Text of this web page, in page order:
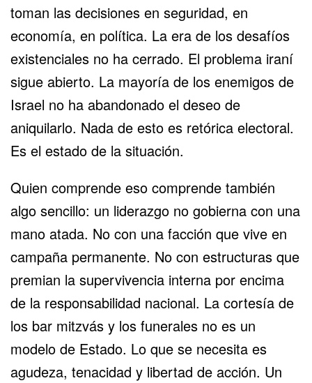
toman las decisiones en seguridad, en
economía, en política. La era de los desafíos
existenciales no ha cerrado. El problema iraní
sigue abierto. La mayoría de los enemigos de
Israel no ha abandonado el deseo de
aniquilarlo. Nada de esto es retórica electoral.
Es el estado de la situación.
Quien comprende eso comprende también
algo sencillo: un liderazgo no gobierna con una
mano atada. No con una facción que vive en
campaña permanente. No con estructuras que
premian la supervivencia interna por encima
de la responsabilidad nacional. La cortesía de
los bar mitzvás y los funerales no es un
modelo de Estado. Lo que se necesita es
agudeza, tenacidad y libertad de acción. Un